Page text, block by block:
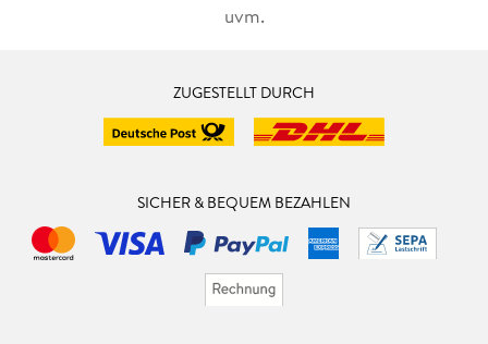
uvm.
ZUGESTELLT DURCH
SICHER & BEQUEM BEZAHLEN